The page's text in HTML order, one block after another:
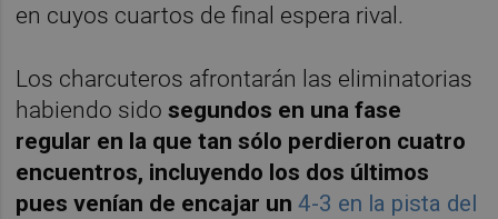
en cuyos cuartos de final espera rival.
Los charcuteros afrontarán las eliminatorias
habiendo sidosegundos en una fase
regular en la que tan sólo perdieron cuatro
encuentros, incluyendo los dos últimos
pues venían de encajar un 4-3 en la pista del